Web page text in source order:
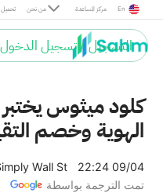
تحميل من نحن مركز المساعدة En
التسجيل / تسجيل الدخول
كلود ميثوس
الهوية وخصم
Wall St
22:24 09/04
تمت الترجمة بواسطة